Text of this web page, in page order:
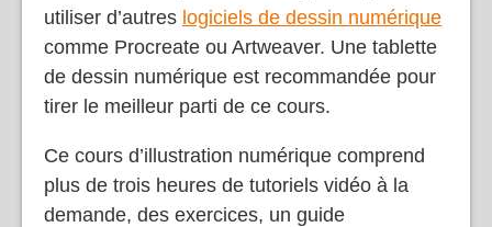
utiliser d’autres logiciels de dessin numérique
comme Procreate ou Artweaver. Une tablette
de dessin numérique est recommandée pour
tirer le meilleur parti de ce cours.
Ce cours d’illustration numérique comprend
plus de trois heures de tutoriels vidéo à la
demande, des exercices, un guide